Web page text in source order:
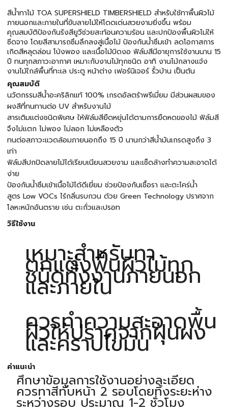
สีน้ำทาไม้ TOA SUPERSHIELD TIMBERSHIELD สำหรับใช้ทาพื้นผิวไม้
ภายนอกและภายในที่ขับลายไม้ให้โดดเด่นสวยงามยิ่งขึ้น พร้อม
คุณสมบัติป้องกันรังสียูวีช่วยสะท้อนความร้อน และปกป้องพื้นผิวไม่ให้
ซีดจาง โดยสีสามารถซึมลึกลงสู่เนื้อไม้ ป้องกันน้ำซึมเข้า ลดโอกาสการ
เกิดสีหลุดล่อน โป่งพอง และเนื้อไม้บิดงอ ฟิล์มสีมีอายุการใช้งานนาน 15
ปี ทนทุกสภาวะอากาศ เหมาะกับงานไม้ทุกชนิด อาทิ งานไม้กลางแจ้ง
งานไม้ใกล้พื้นที่ทะเล ประตู หน้าต่าง เฟอร์นิเจอร์ รั้วบ้าน เป็นต้น
คุณสมบัติ
นวัตกรรมสีน้ำอะคริลิกแท้ 100% เกรดอัลตร้าพรีเมี่ยม มีส่วนผสมของ
ผงสีที่ทนทานต่อ UV สำหรับงานไม้
สารเติมแต่งชนิดพิเศษ ให้ฟิล์มสียืดหยุ่นได้ตามการยืดหดของไม้ ฟิล์มสี
จึงไม่แตก ไม่พอง ไม่ลอก ไม่เหลืองตัว
ทนต่อสภาวะแวดล้อมภายนอกถึง 15 ปี นานกว่าสีน้ำมันเกรดสูงถึง 3
เท่า
ฟิล์มสีปกปิดลายไม้ได้เรียบเนียนสวยงาม และเช็ดล้างทำความสะอาดได้
ง่าย
ป้องกันน้ำซึมเข้าเนื้อไม้ได้ดีเยี่ยม ช่วยป้องกันเชื้อรา และตะไคร่น้ำ
สูตร Low VOCs ไร้กลิ่นรบกวน ด้วย Green Technology ปราศจาก
โลหะหนักอันตราย เช่น ตะกั่วและปรอท
วิธีใช้งาน
เหมาะสำหรับทา
ตกแต่งพื้นผิวไม้ทุก
ชนิดทั้งงานภายนอก
และภายใน
ควรทำความสะอาดพื้น
ผิวให้ปราศจากฝุ่นผง
และคราบไขมัน
คำแนะนำ
ศึกษาข้อมูลการใช้งานอย่างละเอียด
ควรทาสีทับหน้า 2 รอบโดยทิ้งระยะห่าง
ระหว่างรอบ ประมาณ 1-2 ชั่วโมง